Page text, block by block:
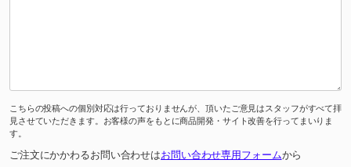
こちらの投稿への個別対応は行っておりませんが、頂いたご意見はスタッフがすべて拝
見させていただきます。お客様の声をもとに商品開発・サイト改善を行ってまいりま
す。
ご注文にかかわるお問い合わせはお問い合わせ専用フォームから